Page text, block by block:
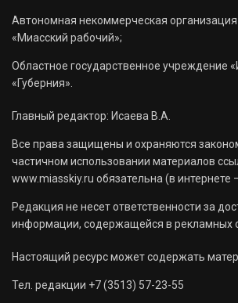
Автономная некоммерческая
«Миасский рабочий»;
Областное государственное учреждение
«Губерния».
Главный редактор: Исаева В.А.
Все права защищены и охраняются
частичном использовании материалов
www.miasskiy.ru обязательна (в интернете
Редакция не несет ответственности за
информации, содержащейся в рекламных
Настоящий ресурс может содержать
Тел. редакции +7 (3513) 57-23-55